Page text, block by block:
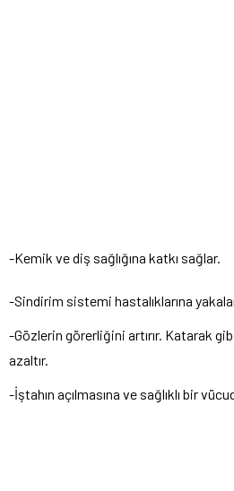
-Kemik ve diş sağlığına katkı sağlar.
-Sindirim sistemi hastalıklarına
-Gözlerin görerliğini artırır. Katarak gibi
azaltır.
-İştahın açılmasına ve sağlıklı bir